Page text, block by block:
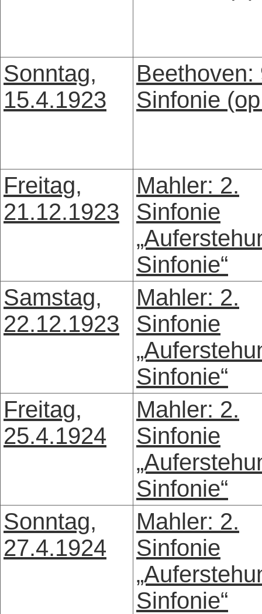
Sonntag,
15.4.1923
Beethoven:
Sinfonie
Freitag,
21.12.1923
Mahler: 2.
Sinfonie
Sinfonie“
Samstag,
22.12.1923
Mahler: 2.
Sinfonie
Sinfonie“
Freitag,
25.4.1924
Mahler: 2.
Sinfonie
Sinfonie“
Sonntag,
27.4.1924
Mahler: 2.
Sinfonie
Sinfonie“